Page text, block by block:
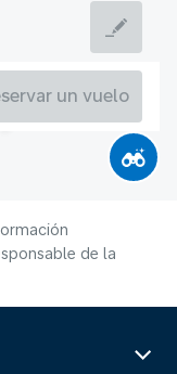
un vuelo
de la